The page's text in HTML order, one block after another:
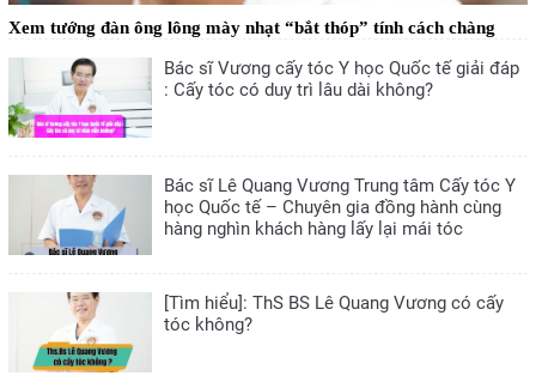
Xem tướng đàn ông lông mày nhạt “bắt thóp” tính cách chàng
Bác sĩ Vương cấy tóc Y học Quốc tế giải đáp
: Cấy tóc có duy trì lâu dài không?
Bác sĩ Lê Quang Vương Trung tâm Cấy tóc Y
học Quốc tế – Chuyên gia đồng hành cùng
hàng nghìn khách hàng lấy lại mái tóc
[Tìm hiểu]: ThS BS Lê Quang Vương có cấy
tóc không?